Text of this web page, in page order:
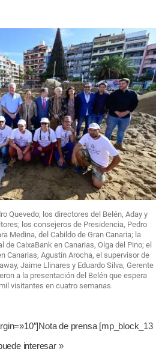
Quevedo; los directores del Belén, Aday y
los consejeros de Presidencia, Pedro
Medina, del Cabildo de Gran Canaria; la
CaixaBank en Canarias, Olga del Pino; el
Canarias, Agustín Arocha, el supervisor de
Jaime Llinares y Eduardo Silva, Gerente
a la presentación del Belén que espera
visitantes en cuatro semanas.
de prensa [mp_block_13
interesar »